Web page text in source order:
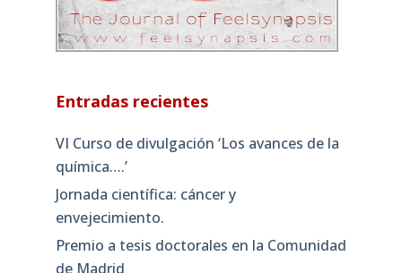
Entradas recientes
VI Curso de divulgación ‘Los avances de la
química….’
Jornada científica: cáncer y
envejecimiento.
Premio a tesis doctorales en la Comunidad
de Madrid